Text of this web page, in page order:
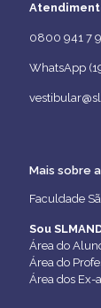
0800 941 7
WhatsApp
Mais sobre a
Faculdade
Sou
Área do
Área do
Área dos